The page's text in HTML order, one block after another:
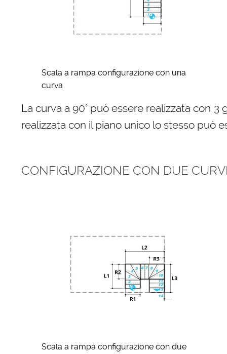
Scala a rampa configurazione con una
curva
La curva a 90° può essere realizzata con
realizzata con il piano unico lo stesso può
CONFIGURAZIONE CON DUE
Scala a rampa configurazione con due